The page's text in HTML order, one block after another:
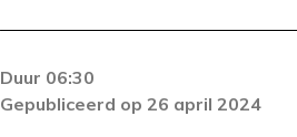
Er is een licentie-fout
zich blijft voordoen, neem
Duur 06:30
Gepubliceerd op 26 april 2024